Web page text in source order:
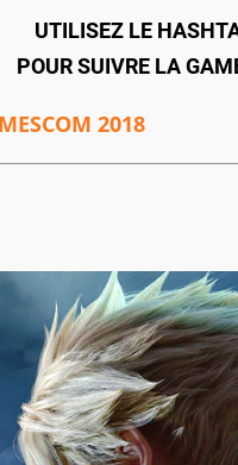
UTILISEZ LE
POUR SUIVRE LA
2018